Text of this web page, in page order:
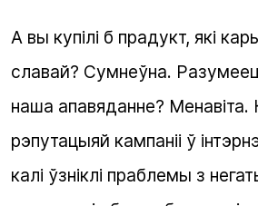
А вы купілі б прадукт, які
славай? Сумнеўна.
наша апавяданне? Менавіта.
рэпутацыяй кампаніі ў
калі ўзніклі праблемы з